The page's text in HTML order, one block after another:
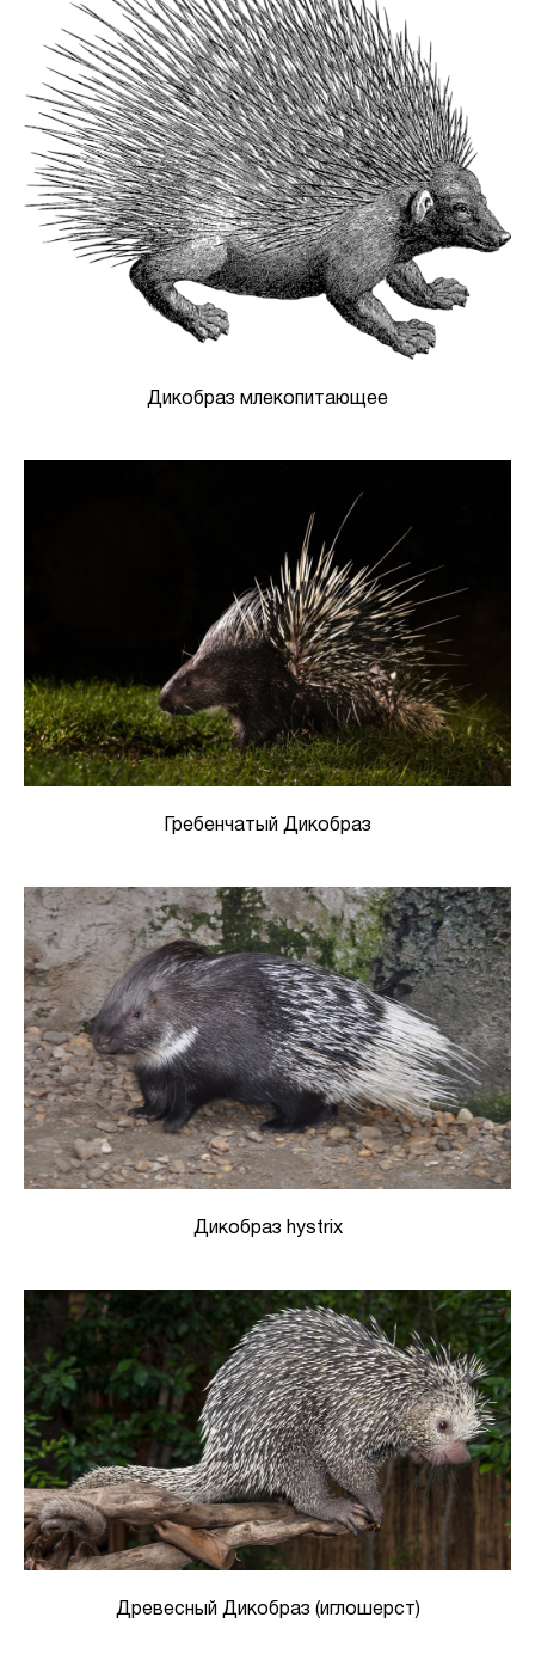
Дикобраз млекопитающее
Гребенчатый Дикобраз
Дикобраз hystrix
Древесный Дикобраз (иглошерст)